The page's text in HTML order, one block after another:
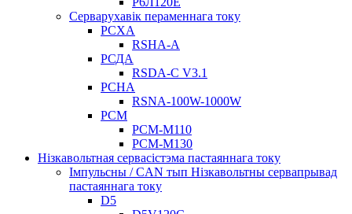
Серварухавік пераменнага току
РСХА
RSHA-A
РСДА
RSDA-C V3.1
РСНА
RSNA-100W-1000W
РСМ
РСМ-М110
РСМ-М130
Нізкавольтная сервасістэма пастаяннага току
Імпульсны / CAN тып Нізкавольтны сервапрывад
пастаяннага току
D5